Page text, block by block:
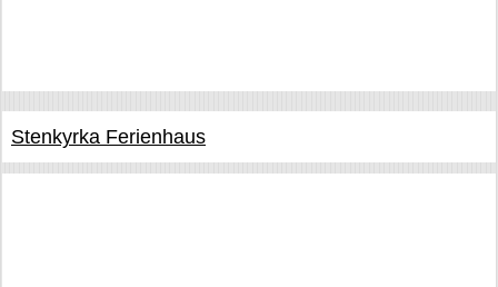
Stenkyrka Ferienhaus